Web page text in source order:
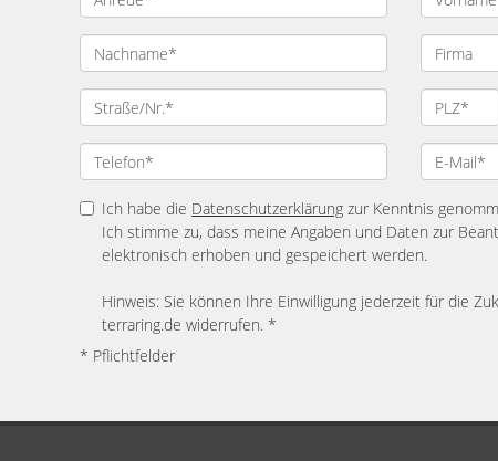
Ich habe die Datenschutzerklärung zur Kenntnis
Ich stimme zu, dass meine Angaben und Daten zur
elektronisch erhoben und gespeichert werden.
Hinweis: Sie können Ihre Einwilligung jederzeit für die
terraring.de widerrufen. *
* Pflichtfelder